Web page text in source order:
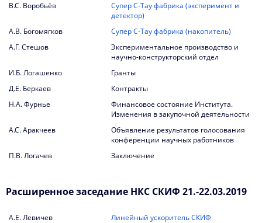
В.С. Воробьёв
Супер С-Тау фабрика (эксперимент и
детектор)
А.В. Богомягков
Супер С-Тау фабрика (накопитель)
А.Г. Стешов
Экспериментальное производство и
научно-конструкторский отдел
И.Б. Логашенко
Гранты
Д.Е. Беркаев
Контракты
Н.А. Фурнье
Финансовое состояние Института.
Изменения в закупочной деятельности
А.С. Аракчеев
Объявление результатов голосования
конференции научных работников
П.В. Логачев
Заключение
Расширенное заседание НКС СКИФ 21.-22.03.2019
А.Е. Левичев
Линейный ускоритель СКИФ